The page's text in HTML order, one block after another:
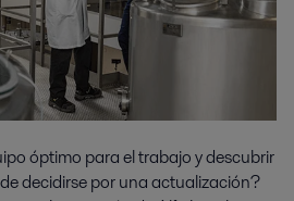
óptimo para el trabajo y descubrir
decidirse por una actualización?